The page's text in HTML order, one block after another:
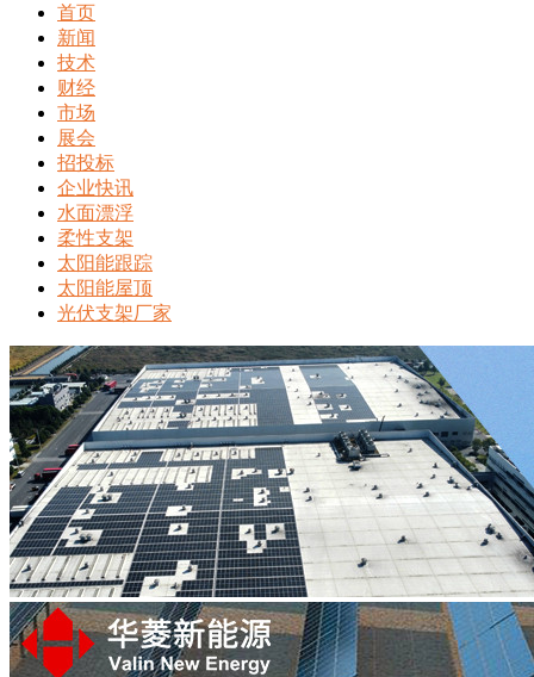
首页
新闻
技术
财经
市场
展会
招投标
企业快讯
水面漂浮
柔性支架
太阳能跟踪
太阳能屋顶
光伏支架厂家